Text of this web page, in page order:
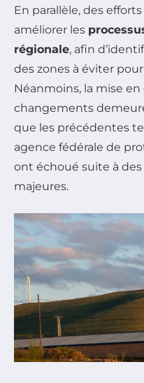
En parallèle, des
améliorer les
régionale, afin
des zones à éviter
Néanmoins, la mise
changements
que les précédentes
agence fédérale de
ont échoué suite à
majeures.